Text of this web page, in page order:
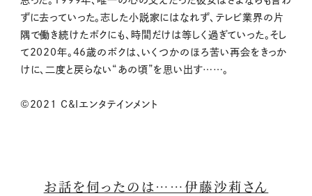
ずに去っていった。志した小説家にはなれず、テレビ業界の片
隅で働き続けたボクにも、時間だけは等しく過ぎていった。そし
て2020年。46歳のボクは、いくつかのほろ苦い再会をきっか
けに、二度と戻らない“あの頃”を思い出す……。
©2021 C&Iエンタテインメント
お話を伺ったのは……伊藤沙莉さん